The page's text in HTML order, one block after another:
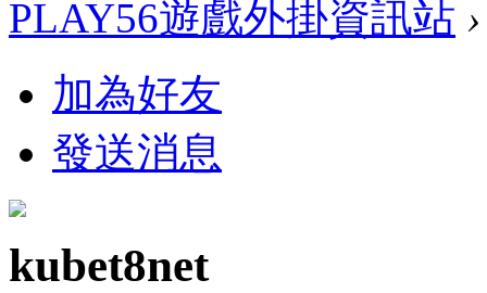
PLAY56遊戲外掛資訊站 ›
加為好友
發送消息
kubet8net